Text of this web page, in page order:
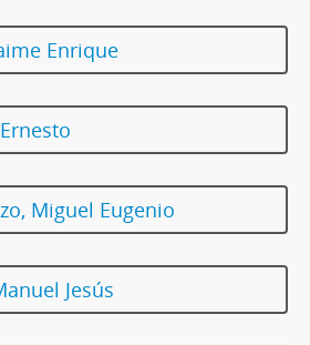
Enrique
Miguel Eugenio
Jesús